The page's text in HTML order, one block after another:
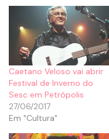
Caetano Veloso vai abrir
Festival de Inverno do
Sesc em Petrópolis
27/06/2017
Em "Cultura"